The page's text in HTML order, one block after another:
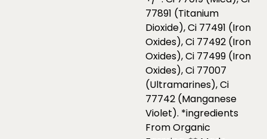
77891 (Titanium
Dioxide), Ci 77491 (Iron
Oxides), Ci 77492 (Iron
Oxides), Ci 77499 (Iron
Oxides), Ci 77007
(Ultramarines), Ci
77742 (Manganese
Violet). *ingredients
From Organic